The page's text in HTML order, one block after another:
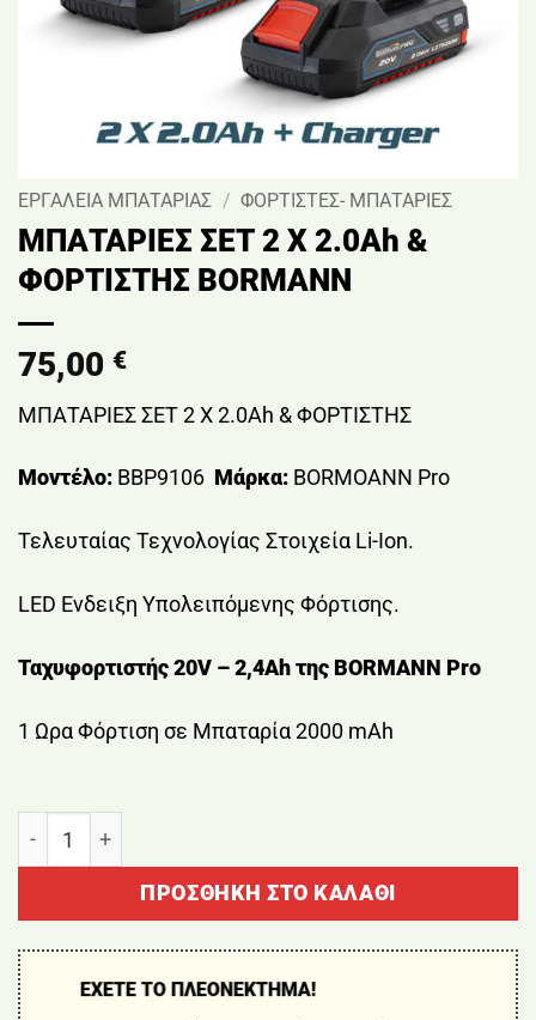
ΕΡΓΑΛΕΙΑ ΜΠΑΤΑΡΙΑΣ / ΦΟΡΤΙΣΤΕΣ- ΜΠΑΤΑΡΙΕΣ
ΜΠΑΤΑΡΙΕΣ ΣΕΤ 2 Χ 2.0Ah &
ΦΟΡΤΙΣΤΗΣ BORMANN
75,00 €
ΜΠΑΤΑΡΙΕΣ ΣΕΤ 2 Χ 2.0Ah & ΦΟΡΤΙΣΤΗΣ
Μοντέλο: BBP9106 Μάρκα: BORMOANN Pro
Τελευταίας Τεχνολογίας Στοιχεία Li-Ion.
LED Ενδειξη Υπολειπόμενης Φόρτισης.
Ταχυφορτιστής 20V – 2,4Ah της BORMANN Pro
1 Ωρα Φόρτιση σε Μπαταρία 2000 mAh
ΠΡΟΣΘΉΚΗ ΣΤΟ ΚΑΛΆΘΙ
ΕΧΕΤΕ ΤΟ ΠΛΕΟΝΕΚΤΗΜΑ!